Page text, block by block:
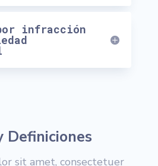
infracción
Definiciones
sit amet, consectetuer